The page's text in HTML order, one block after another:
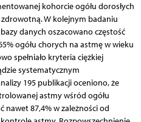
kohorcie ogółu dorosłych
W kolejnym badaniu
danych oszacowano częstość
ogółu chorych na astmę w wieku
spełniało kryteria ciężkiej
systematycznym
195 publikacji oceniono, że
astmy wśród ogółu
nawet 87,4% w zależności od